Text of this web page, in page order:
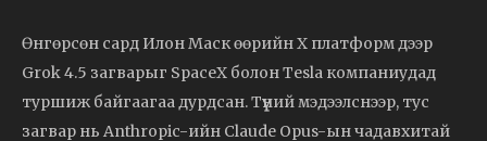
Өнгөрсөн сард Илон Маск өөрийн X платформ дээр
Grok 4.5 загварыг SpaceX болон Tesla компаниудад
туршиж байгаагаа дурдсан. Түүний мэдээлснээр, тус
загвар нь Anthropic-ийн Claude Opus-ын чадавхитай